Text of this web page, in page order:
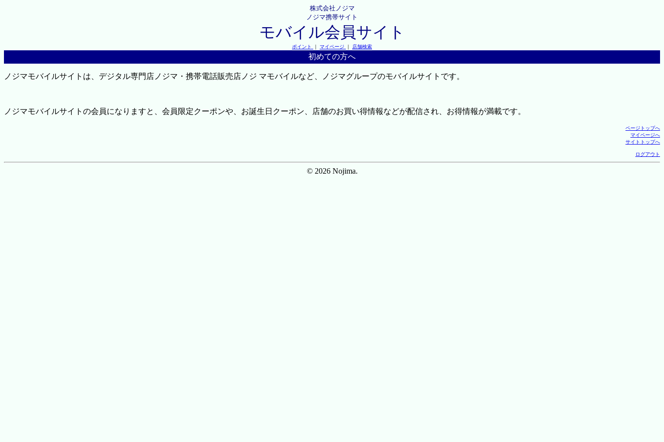
株式会社ノジマ
ノジマ携帯サイト
モバイル会員サイト
ポイント ｜ マイページ ｜ 店舗検索
初めての方へ
ノジマモバイルサイトは、デジタル専門店ノジマ・携帯電話販売店ノジ マモバイルなど、ノジマグループのモバイルサイトです。
ノジマモバイルサイトの会員になりますと、会員限定クーポンや、お誕生日クーポン、店舗のお買い得情報などが配信され、お得情報が満載です。
ページトップへ
マイページへ
サイトトップへ
ログアウト
© 2026 Nojima.